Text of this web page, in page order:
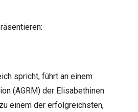
spricht, führt an einem
(AGRM) der Elisabethinen
einem der erfolgreichsten,